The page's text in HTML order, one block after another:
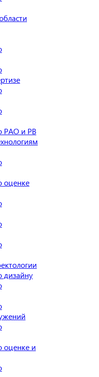
РАО и РВ
оценке
дизайну
оценке и